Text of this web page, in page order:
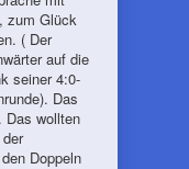
zum Glück
( Der
auf die
seiner 4:0-
Das
Das wollten
Doppeln